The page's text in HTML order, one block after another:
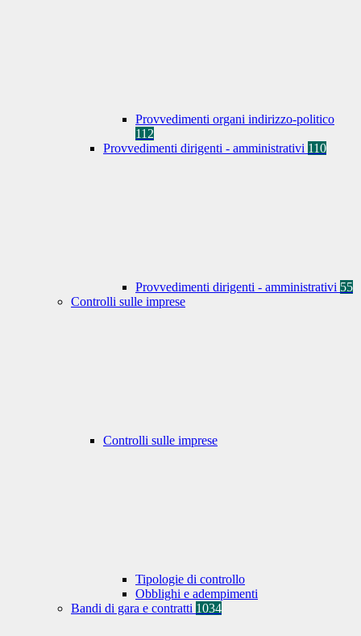
Provvedimenti organi indirizzo-politico
112
Provvedimenti dirigenti - amministrativi 110
Provvedimenti dirigenti - amministrativi 55
Controlli sulle imprese
Controlli sulle imprese
Tipologie di controllo
Obblighi e adempimenti
Bandi di gara e contratti 1034